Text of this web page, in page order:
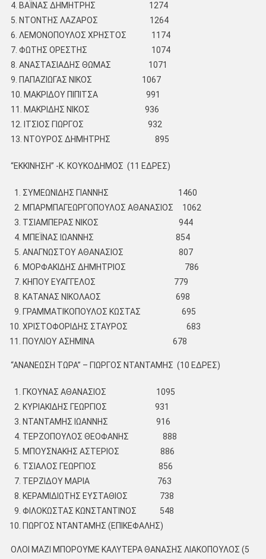
4. ΒΑΪΝΑΣ ΔΗΜΗΤΡΗΣ 1274
5. ΝΤΟΝΤΗΣ ΛΑΖΑΡΟΣ 1264
6. ΛΕΜΟΝΟΠΟΥΛΟΣ ΧΡΗΣΤΟΣ 1174
7. ΦΩΤΗΣ ΟΡΕΣΤΗΣ 1074
8. ΑΝΑΣΤΑΣΙΑΔΗΣ ΘΩΜΑΣ 1071
9. ΠΑΠΑΖΙΩΓΑΣ ΝΙΚΟΣ 1067
10. ΜΑΚΡΙΔΟΥ ΠΙΠΙΤΣΑ 991
11. ΜΑΚΡΙΔΗΣ ΝΙΚΟΣ 936
12. ΙΤΣΙΟΣ ΓΙΩΡΓΟΣ 932
13. ΝΤΟΥΡΟΣ ΔΗΜΗΤΡΗΣ 895
“ΕΚΚΙΝΗΣΗ” -Κ. ΚΟΥΚΟΔΗΜΟΣ (11 ΕΔΡΕΣ)
ΣΥΜΕΩΝΙΔΗΣ ΓΙΑΝΝΗΣ 1460
ΜΠΑΡΜΠΑΓΕΩΡΓΟΠΟΥΛΟΣ ΑΘΑΝΑΣΙΟΣ 1062
ΤΣΙΑΜΠΕΡΑΣ ΝΙΚΟΣ 944
ΜΠΕΪΝΑΣ ΙΩΑΝΝΗΣ 854
ΑΝΑΓΝΩΣΤΟΥ ΑΘΑΝΑΣΙΟΣ 807
ΜΟΡΦΑΚΙΔΗΣ ΔΗΜΗΤΡΙΟΣ 786
ΚΗΠΟΥ ΕΥΑΓΓΕΛΟΣ 779
ΚΑΤΑΝΑΣ ΝΙΚΟΛΑΟΣ 698
ΓΡΑΜΜΑΤΙΚΟΠΟΥΛΟΣ ΚΩΣΤΑΣ 695
ΧΡΙΣΤΟΦΟΡΙΔΗΣ ΣΤΑΥΡΟΣ 683
ΠΟΥΛΙΟΥ ΑΣΗΜΙΝΑ 678
“ΑΝΑΝΕΩΣΗ ΤΩΡΑ” – ΓΙΩΡΓΟΣ ΝΤΑΝΤΑΜΗΣ (10 ΕΔΡΕΣ)
ΓΚΟΥΝΑΣ ΑΘΑΝΑΣΙΟΣ 1095
ΚΥΡΙΑΚΙΔΗΣ ΓΕΩΡΓΙΟΣ 931
ΝΤΑΝΤΑΜΗΣ ΙΩΑΝΝΗΣ 916
ΤΕΡΖΟΠΟΥΛΟΣ ΘΕΟΦΑΝΗΣ 888
ΜΠΟΥΣΝΑΚΗΣ ΑΣΤΕΡΙΟΣ 886
ΤΣΙΑΛΟΣ ΓΕΩΡΓΙΟΣ 856
ΤΕΡΖΙΔΟΥ ΜΑΡΙΑ 763
ΚΕΡΑΜΙΔΙΩΤΗΣ ΕΥΣΤΑΘΙΟΣ 738
ΦΙΛΟΚΩΣΤΑΣ ΚΩΝΣΤΑΝΤΙΝΟΣ 548
ΓΙΩΡΓΟΣ ΝΤΑΝΤΑΜΗΣ (ΕΠΙΚΕΦΑΛΗΣ)
ΟΛΟΙ ΜΑΖΙ ΜΠΟΡΟΥΜΕ ΚΑΛΥΤΕΡΑ ΘΑΝΑΣΗΣ ΛΙΑΚΟΠΟΥΛΟΣ (5